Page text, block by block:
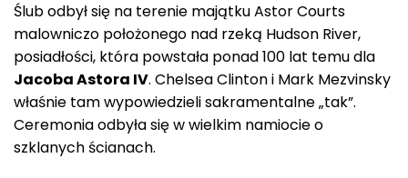
Ślub odbył się na terenie majątku Astor Courts
malowniczo położonego nad rzeką Hudson River,
posiadłości, która powstała ponad 100 lat temu dla
Jacoba Astora IV. Chelsea Clinton i Mark Mezvinsky
właśnie tam wypowiedzieli sakramentalne „tak”.
Ceremonia odbyła się w wielkim namiocie o
szklanych ścianach.